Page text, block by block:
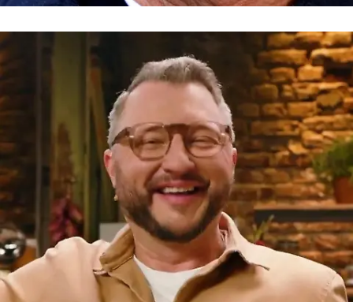
Ehemaliger Fußballspieler und -trainer, TV-Experte
Lothar Matthäus